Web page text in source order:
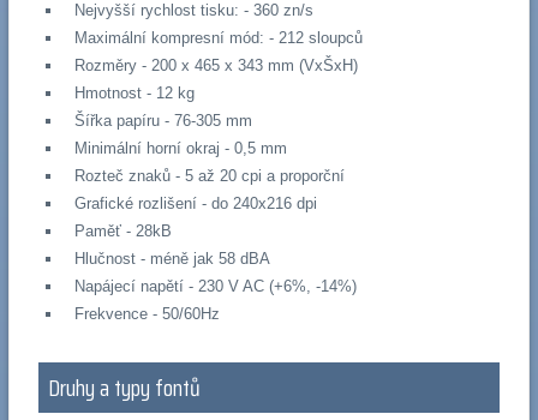
Nejvyšší rychlost tisku: - 360 zn/s
Maximální kompresní mód: - 212 sloupců
Rozměry - 200 x 465 x 343 mm (VxŠxH)
Hmotnost - 12 kg
Šířka papíru - 76-305 mm
Minimální horní okraj - 0,5 mm
Rozteč znaků - 5 až 20 cpi a proporční
Grafické rozlišení - do 240x216 dpi
Paměť - 28kB
Hlučnost - méně jak 58 dBA
Napájecí napětí - 230 V AC (+6%, -14%)
Frekvence - 50/60Hz
Druhy a typy fontů